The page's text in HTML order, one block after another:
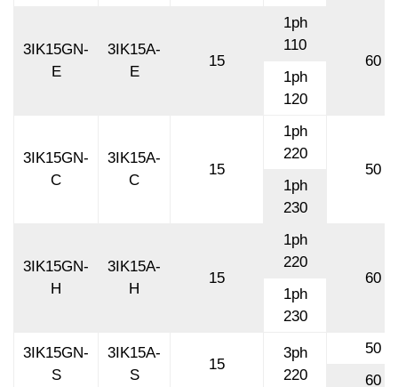
3IK15GN-
E
3IK15A-
E
15
1ph
110
60
1ph
120
3IK15GN-
C
3IK15A-
C
15
1ph
220
50
1ph
230
3IK15GN-
H
3IK15A-
H
15
1ph
220
60
1ph
230
3IK15GN-
S
3IK15A-
S
15
3ph
220
50
60